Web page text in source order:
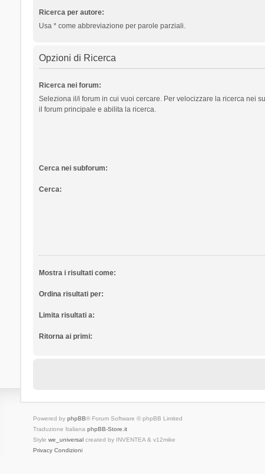
Ricerca per autore:
Usa * come abbreviazione per parole parziali.
Opzioni di Ricerca
Ricerca nei forum:
Seleziona il/i forum in cui vuoi cercare. Per velocizzare la ricerca nei
il forum principale e abilita la ricerca.
Cerca nei subforum:
Cerca:
Mostra i risultati come:
Ordina risultati per:
Limita risultati a:
Ritorna ai primi:
Powered by phpBB® Forum Software © phpBB Limited
Traduzione Italiana phpBB-Store.it
Style we_universalcreated by INVENTEA & v12mike
Privacy Condizioni